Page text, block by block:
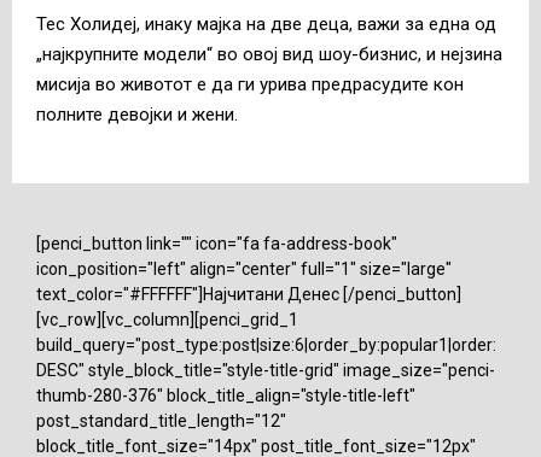
Тес Холидеј, инаку мајка на две деца, важи за една од
„најкрупните модели“ во овој вид шоу-бизнис, и нејзина
мисија во животот е да ги урива предрасудите кон
полните девојки и жени.
[penci_button link="" icon="fa fa-address-book"
icon_position="left" align="center" full="1" size="large"
text_color="#FFFFFF"]Најчитани Денес [/penci_button]
[vc_row][vc_column][penci_grid_1
build_query="post_type:post|size:6|order_by:popular1|order:
DESC" style_block_title="style-title-grid" image_size="penci-
thumb-280-376" block_title_align="style-title-left"
post_standard_title_length="12"
block_title_font_size="14px" post_title_font_size="12px"